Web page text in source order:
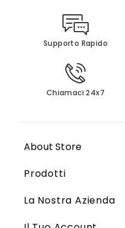
Supporto Rapido
Chiamaci 24x7
About Store
Prodotti
La Nostra Azienda